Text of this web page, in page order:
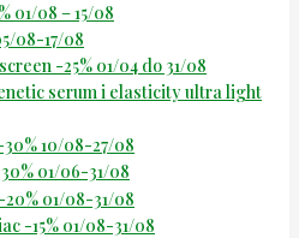
01/08 – 15/08
08-17/08
-25% 01/04 do 31/08
serum i elasticity ultra light
10/08-27/08
01/06-31/08
01/08-31/08
-15% 01/08-31/08